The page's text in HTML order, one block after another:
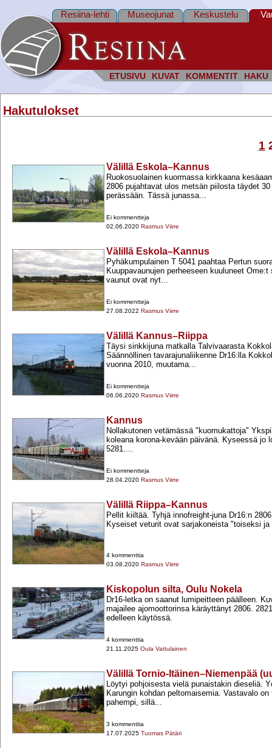
ETUSIVU KUVAT KOMMENTIT HAKU
Resiina-lehti Museojunat Keskustelu
Hakutulokset
1
Välillä Eskola–Kannus
Ruokosuolainen kuormassa kirkkaana
2806 pujahtavat ulos metsän piilosta täydet
perässään. Tässä junassa...
Ei kommentteja
02.06.2020 Rasmus Viirre
Välillä Eskola–Kannus
Pyhäkumpulainen T 5041 paahtaa Pertun
Kuuppavaunujen perheeseen kuuluneet
vaunut ovat nyt...
Ei kommentteja
27.08.2022 Rasmus Viirre
Välillä Kannus–Riippa
Täysi sinkkijuna matkalla Talvivaarasta
Säännöllinen tavarajunaliikenne Dr16:lla
vuonna 2010, muutama...
Ei kommentteja
06.06.2020 Rasmus Viirre
Kannus
Nollakutonen vetämässä "kuomukattoja"
koleana korona-​kevään päivänä. Kyseessä jo
5281....
Ei kommentteja
28.04.2020 Rasmus Viirre
Välillä Riippa–Kannus
Pellit kiiltää. Tyhjä innofreight-​juna Dr16:n
Kyseiset veturit ovat sarjakoneista "toiseksi
4 kommenttia
03.08.2020 Rasmus Viirre
Kiskopolun silta, Oulu Nokela
Dr16-​letka on saanut lumipeitteen päälleen.
majailee ajomoottorinsa käräyttänyt 2806.
edelleen käytössä.
4 kommenttia
21.11.2025 Oula Vattulainen
Välillä Tornio-Itäinen–Niemenpää
Löytyi pohjoisesta vielä punaistakin dieseliä.
Karungin kohdan peltomaisemia. Vastavalo
pahempi, sillä...
3 kommenttia
17.07.2025 Tuomas Pätäri